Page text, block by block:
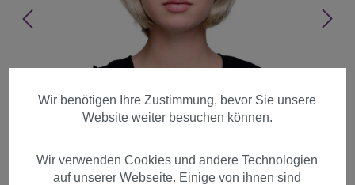
Wir benötigen Ihre Zustimmung, bevor Sie unsere
Website weiter besuchen können.
Wir verwenden Cookies und andere Technologien
auf unserer Webseite. Einige von ihnen sind